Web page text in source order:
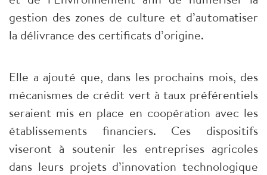
gestion des zones de culture et d’automatiser
la délivrance des certificats d’origine.
Elle a ajouté que, dans les prochains mois, des
mécanismes de crédit vert à taux préférentiels
seraient mis en place en coopération avec les
établissements financiers. Ces dispositifs
viseront à soutenir les entreprises agricoles
dans leurs projets d’innovation technologique